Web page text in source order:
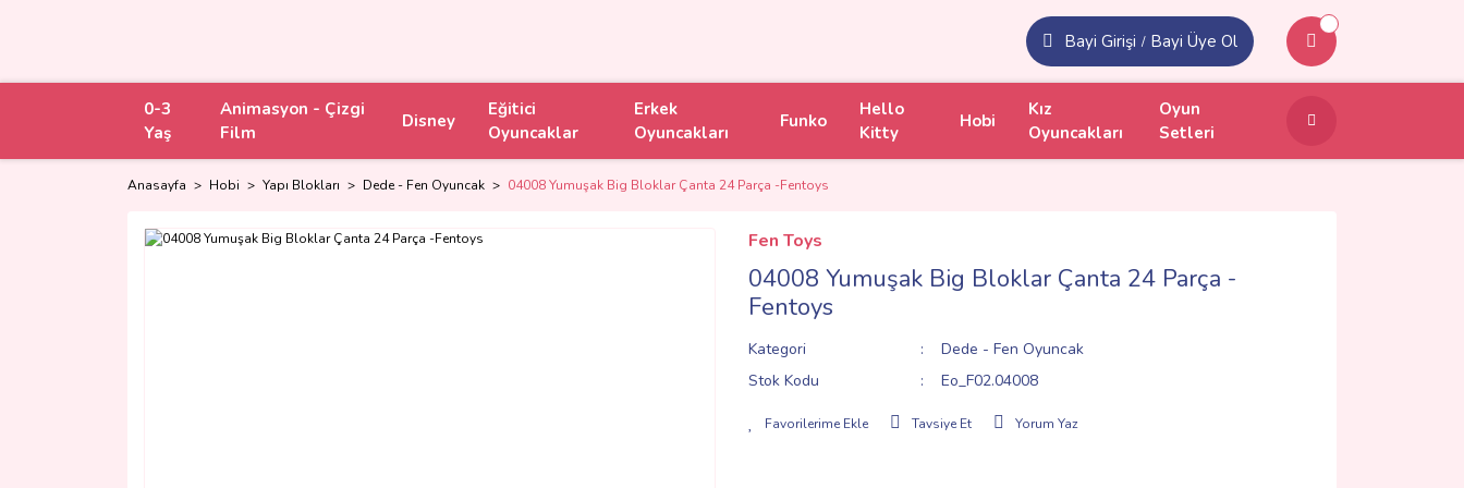
Bayi Girişi / Bayi Üye Ol
0-3
Yaş
Animasyon - Çizgi
Film
Disney
Eğitici
Oyuncaklar
Erkek
Oyuncakları
Funko
Hello
Kitty
Hobi
Kız
Oyuncakları
Oyun
Setleri
Anasayfa Hobi Yapı Blokları Dede - Fen Oyuncak 04008 Yumuşak Big Bloklar Çanta 24 Parça -Fentoys
Fen Toys
04008 Yumuşak Big Bloklar Çanta 24 Parça -
Fentoys
Kategori
Dede - Fen Oyuncak
Stok Kodu
Eo_F02.04008
Tavsiye Et Yorum Yaz